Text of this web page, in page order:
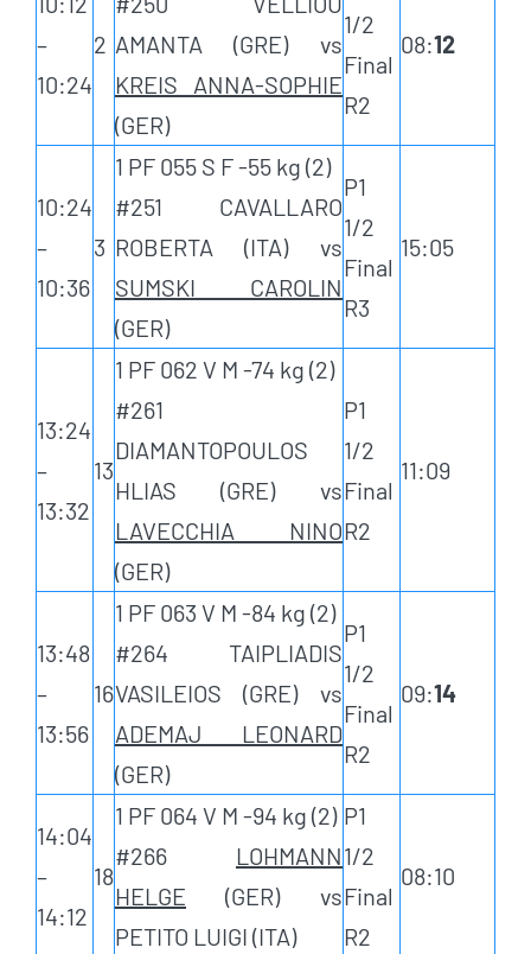
–
10:24
2 AMANTA (GRE) vs
KREIS ANNA-SOPHIE
(GER)
1/2
Final
R2
08:12
10:24
–
10:36
3
1 PF 055 S F -55 kg (2)
#251 CAVALLARO
ROBERTA (ITA) vs
SUMSKI CAROLIN
(GER)
P1
1/2
Final
R3
15:05
13:24
–
13:32
13
1 PF 062 V M -74 kg (2)
#261
DIAMANTOPOULOS
HLIAS (GRE) vs
LAVECCHIA NINO
(GER)
P1
1/2
Final
R2
11:09
13:48
–
13:56
16
1 PF 063 V M -84 kg (2)
#264 TAIPLIADIS
VASILEIOS (GRE) vs
ADEMAJ LEONARD
(GER)
P1
1/2
Final
R2
09:14
14:04
–
14:12
18
1 PF 064 V M -94 kg (2)
#266 LOHMANN
HELGE (GER) vs
PETITO LUIGI (ITA)
P1
1/2
Final
R2
08:10